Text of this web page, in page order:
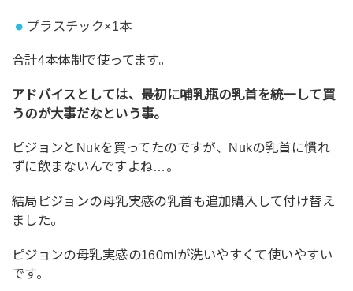
プラスチック×1本
合計4本体制で使ってます。
アドバイスとしては、最初に哺乳瓶の乳首を統一して買
うのが大事だなという事。
ピジョンとNukを買ってたのですが、Nukの乳首に慣れ
ずに飲まないんですよね…。
結局ピジョンの母乳実感の乳首も追加購入して付け替え
ました。
ピジョンの母乳実感の160mlが洗いやすくて使いやすい
です。